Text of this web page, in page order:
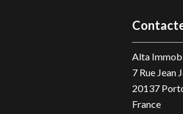
Alta
7 Rue Jean
20137
France